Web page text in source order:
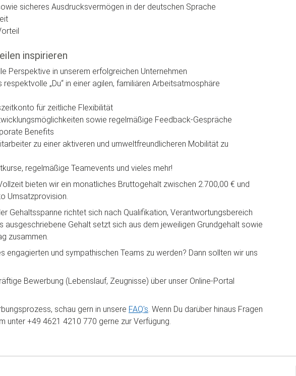
sicheres Ausdrucksvermögen in der deutschen Sprache
inspirieren
Perspektive in unserem erfolgreichen Unternehmen
respektvolle „Du“ in einer agilen, familiären Arbeitsatmosphäre
für zeitliche Flexibilität
sowie regelmäßige Feedback-Gespräche
Benefits
zu einer aktiveren und umweltfreundlicheren Mobilität zu
regelmäßige Teamevents und vieles mehr!
bieten wir ein monatliches Bruttogehalt zwischen 2.700,00 € und
Umsatzprovision.
Gehaltsspanne richtet sich nach Qualifikation, Verantwortungsbereich
ausgeschriebene Gehalt setzt sich aus dem jeweiligen Grundgehalt sowie
zusammen.
engagierten und sympathischen Teams zu werden? Dann sollten wir uns
Bewerbung (Lebenslauf, Zeugnisse) über unser Online-Portal
schau gern in unsere FAQ's. Wenn Du darüber hinaus Fragen
unter +49 4621 4210 770 gerne zur Verfügung.